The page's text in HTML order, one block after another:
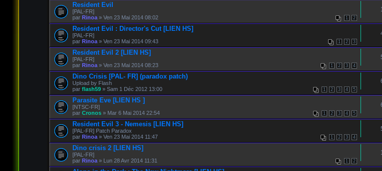
Resident Evil
[PAL-FR]
1 2
par Rinoa» Ven 23 Mai 2014 08:02
Resident Evil : Director's Cut [LIEN HS]
[PAL-FR]
1 2 3
par Rinoa» Ven 23 Mai 2014 09:43
Resident Evil 2 [LIEN HS]
[PAL-FR]
1 2 3 4
par Rinoa» Ven 23 Mai 2014 08:23
Dino Crisis [PAL- FR] (paradox patch)
Upload by Flash
1 2 3 4 5
par flash59» Sam 1 Déc 2012 13:00
Parasite Eve [LIEN HS ]
[NTSC-FR]
1 2 3 4 5
par Cronos» Mar 6 Mai 2014 22:54
Resident Evil 3 - Nemesis [LIEN HS]
[PAL-FR] Patch Paradox
1 2 3 4
par Rinoa» Ven 23 Mai 2014 11:47
Dino crisis 2 [LIEN HS]
[PAL-FR]
1 2
par Rinoa» Lun 28 Avr 2014 11:31